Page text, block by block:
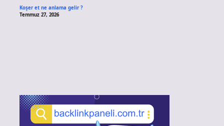
Koşer et ne anlama gelir ?
Temmuz 27, 2026